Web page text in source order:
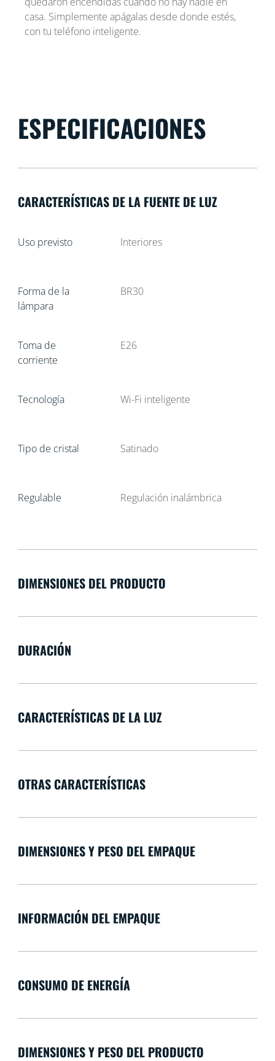
casa. Simplemente apágalas desde donde estés,
con tu teléfono inteligente.
ESPECIFICACIONES
CARACTERÍSTICAS DE LA FUENTE DE LUZ
Uso previsto Interiores
Forma de la
lámpara
BR30
Toma de
corriente
E26
Tecnología Wi-Fi inteligente
Tipo de cristal Satinado
Regulable Regulación inalámbrica
DIMENSIONES DEL PRODUCTO
DURACIÓN
CARACTERÍSTICAS DE LA LUZ
OTRAS CARACTERÍSTICAS
DIMENSIONES Y PESO DEL EMPAQUE
INFORMACIÓN DEL EMPAQUE
CONSUMO DE ENERGÍA
DIMENSIONES Y PESO DEL PRODUCTO